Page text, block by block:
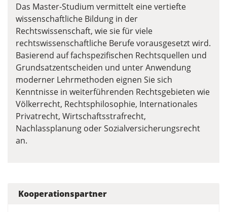
Das Master-Studium vermittelt eine vertiefte
wissenschaftliche Bildung in der
Rechtswissenschaft, wie sie für viele
rechtswissenschaftliche Berufe vorausgesetzt wird.
Basierend auf fachspezifischen Rechtsquellen und
Grundsatzentscheiden und unter Anwendung
moderner Lehrmethoden eignen Sie sich
Kenntnisse in weiterführenden Rechtsgebieten wie
Völkerrecht, Rechtsphilosophie, Internationales
Privatrecht, Wirtschaftsstrafrecht,
Nachlassplanung oder Sozialversicherungsrecht
an.
Kooperationspartner